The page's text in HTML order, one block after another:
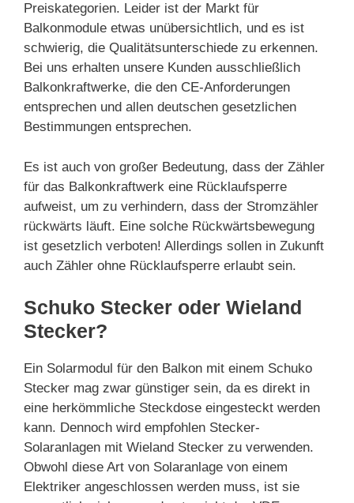
Preiskategorien. Leider ist der Markt für
Balkonmodule etwas unübersichtlich, und es ist
schwierig, die Qualitätsunterschiede zu erkennen.
Bei uns erhalten unsere Kunden ausschließlich
Balkonkraftwerke, die den CE-Anforderungen
entsprechen und allen deutschen gesetzlichen
Bestimmungen entsprechen.
Es ist auch von großer Bedeutung, dass der Zähler
für das Balkonkraftwerk eine Rücklaufsperre
aufweist, um zu verhindern, dass der Stromzähler
rückwärts läuft. Eine solche Rückwärtsbewegung
ist gesetzlich verboten! Allerdings sollen in Zukunft
auch Zähler ohne Rücklaufsperre erlaubt sein.
Schuko Stecker oder Wieland
Stecker?
Ein Solarmodul für den Balkon mit einem Schuko
Stecker mag zwar günstiger sein, da es direkt in
eine herkömmliche Steckdose eingesteckt werden
kann. Dennoch wird empfohlen Stecker-
Solaranlagen mit Wieland Stecker zu verwenden.
Obwohl diese Art von Solaranlage von einem
Elektriker angeschlossen werden muss, ist sie